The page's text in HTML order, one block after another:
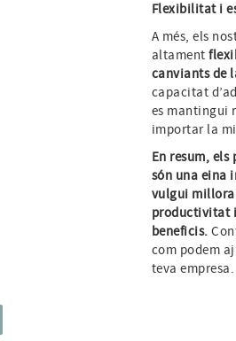
Flexibilitat i
A més, els
altament
canviants de
capacitat
es mantingui
importar la
En resum,
són una eina
vulgui
productivitat
beneficis.
com podem
teva empresa.